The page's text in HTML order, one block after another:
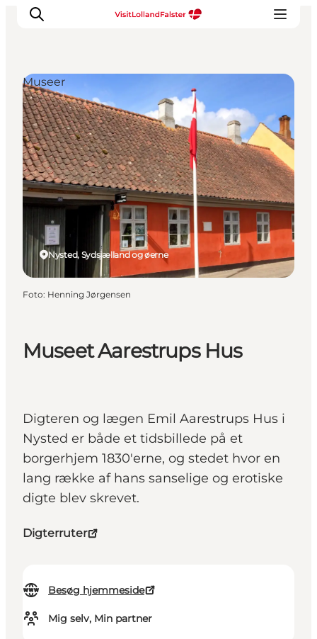
Oplevelser
I naturen
For børn
Kultur
Gastronomi
Planlæg din ferie
Museet Aarestrups Hus
Digteren og lægen Emil Aarestrups Hus i
Nysted er både et tidsbillede på et
borgerhjem 1830'erne, og stedet hvor en
lang række af hans sanselige og erotiske
digte blev skrevet.
Digterruter
Besøg hjemmeside
Mig selv, Min partner
Nysted, Sydsjælland og øerne
Museer
Foto: Henning Jørgensen